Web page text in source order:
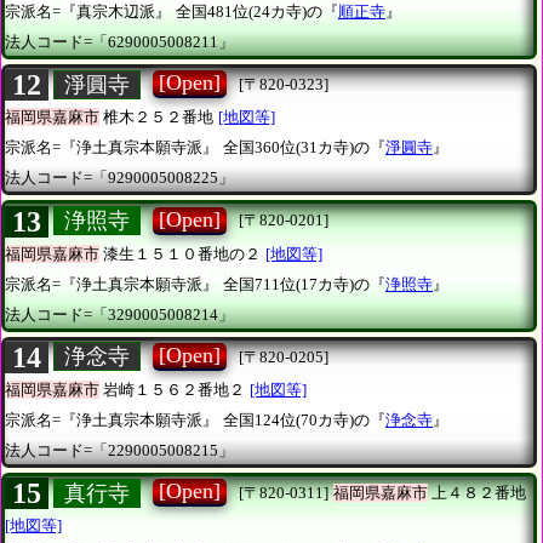
宗派名=『真宗木辺派』
全国481位(24カ寺)の『 順正寺 』
法人コード=「6290005008211」
12 淨圓寺 [Open]
[〒820-0323]
福岡県嘉麻市 椎木２５２番地 [地図等]
宗派名=『浄土真宗本願寺派』
全国360位(31カ寺)の『淨圓寺』
法人コード=「9290005008225」
13 浄照寺 [Open]
[〒820-0201]
福岡県嘉麻市 漆生１５１０番地の２ [地図等]
宗派名=『浄土真宗本願寺派』
全国711位(17カ寺)の『浄照寺 』
法人コード=「3290005008214」
14 浄念寺 [Open]
[〒820-0205]
福岡県嘉麻市 岩崎１５６２番地２ [地図等]
宗派名=『浄土真宗本願寺派』
全国124位(70カ寺)の『浄念寺 』
法人コード=「2290005008215」
15 真行寺 [Open] [〒820-0311] 福岡県嘉麻市上４８２番地
[地図等]